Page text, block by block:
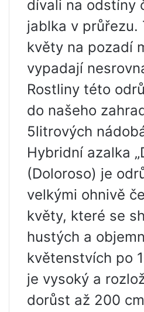
dívali na odstíny
jablka v průřezu.
květy na pozadí
vypadají
Rostliny této
do našeho
5litrových
Hybridní azalka
(Doloroso) je
velkými ohnivě
květy, které se
hustých a
květenstvích po
je vysoký a
dorůst až 200